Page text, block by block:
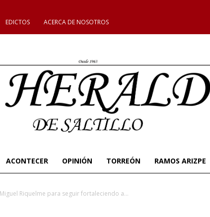
EDICTOS ACERCA DE NOSOTROS
ACONTECER OPINIÓN TORREÓN RAMOS ARIZPE
Riquelme para seguir fortaleciendo a...